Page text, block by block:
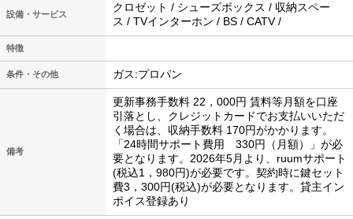
設備・サービス
クロゼット / シューズボックス / 収納スペー
ス / TVインターホン / BS / CATV /
特徴
条件・その他 ガス:プロパン
備考
更新事務手数料 22，000円 賃料等月額を口座
引落とし、クレジットカードでお支払いいただ
く場合は、収納手数料 170円がかかります。
「24時間サポート費用 330円（月額）」が必
要となります。2026年5月より、ruumサポート
(税込1，980円)が必要です。契約時に鍵セット
費3，300円(税込)が必要となります。貸主イン
ボイス登録あり